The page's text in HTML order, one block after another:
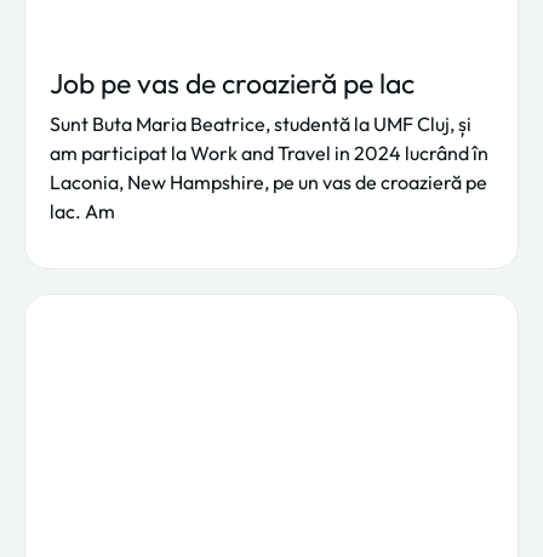
Job pe vas de croazieră pe lac
Sunt Buta Maria Beatrice, studentă la UMF Cluj, și
am participat la Work and Travel in 2024 lucrând în
Laconia, New Hampshire, pe un vas de croazieră pe
lac. Am